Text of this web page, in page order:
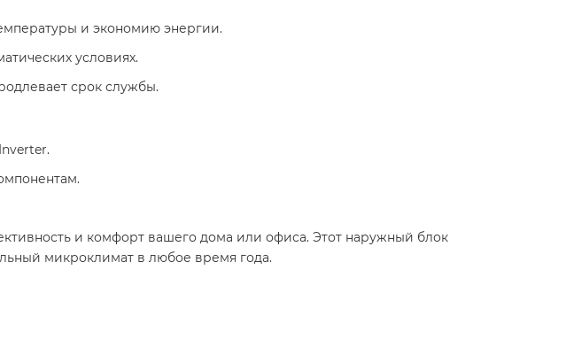
и экономию энергии.​
условиях.​
срок службы.​
и комфорт вашего дома или офиса. Этот наружный блок
микроклимат в любое время года.​